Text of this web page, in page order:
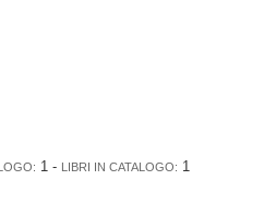
1 - LIBRI IN CATALOGO: 1